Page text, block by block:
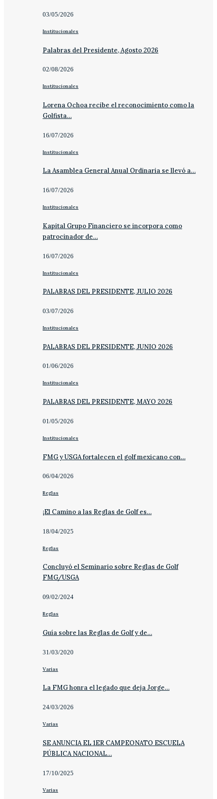
03/05/2026
Institucionales
Palabras del Presidente, Agosto 2026
02/08/2026
Institucionales
Lorena Ochoa recibe el reconocimiento como la
Golfista…
16/07/2026
Institucionales
La Asamblea General Anual Ordinaria se llevó a…
16/07/2026
Institucionales
Kapital Grupo Financiero se incorpora como
patrocinador de…
16/07/2026
Institucionales
PALABRAS DEL PRESIDENTE, JULIO 2026
03/07/2026
Institucionales
PALABRAS DEL PRESIDENTE, JUNIO 2026
01/06/2026
Institucionales
PALABRAS DEL PRESIDENTE, MAYO 2026
01/05/2026
Institucionales
FMG y USGA fortalecen el golf mexicano con…
06/04/2026
Reglas
¡El Camino a las Reglas de Golf es…
18/04/2025
Reglas
Concluyó el Seminario sobre Reglas de Golf
FMG/USGA
09/02/2024
Reglas
Guía sobre las Reglas de Golf y de…
31/03/2020
Varias
La FMG honra el legado que deja Jorge…
24/03/2026
Varias
SE ANUNCIA EL 1ER CAMPEONATO ESCUELA
PÚBLICA NACIONAL…
17/10/2025
Varias